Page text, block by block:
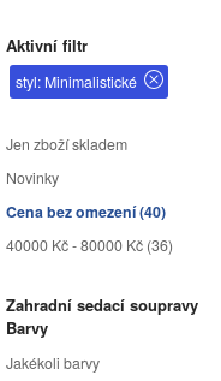
Aktivní filtr
styl: Minimalistické
Jen zboží skladem
Novinky
Cena bez omezení (40)
40000 Kč - 80000 Kč (36)
Zahradní sedací soupravy
Barvy
Jakékoli barvy